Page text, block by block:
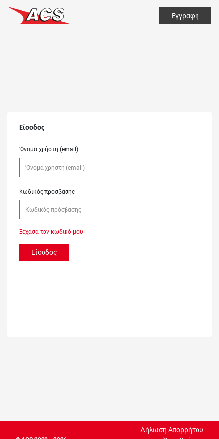
Εγγραφή
Είσοδος
'Ονομα χρήστη (email)
Κωδικός πρόσβασης
Ξέχασα τον κωδικό μου
Είσοδος
Δήλωση Απορρήτου